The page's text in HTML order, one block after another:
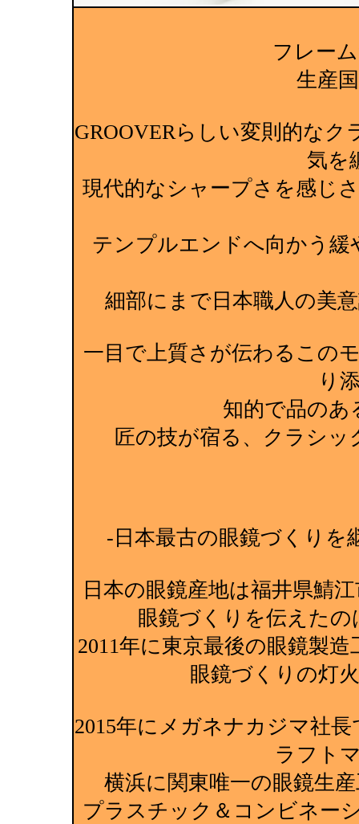
フレー
生産
GROOVERらしい変則的な
気を
現代的なシャープさを感じ
テンプルエンドへ向かう
細部にまで日本職人の美
一目で上質さが伝わるこの
り
知的で品のあ
匠の技が宿る、クラシ
-日本最古の眼鏡づくりを
日本の眼鏡産地は福井県鯖
眼鏡づくりを伝えた
2011年に東京最後の眼鏡製
眼鏡づくりの灯
2015年にメガネナカジマ社
ラフト
横浜に関東唯一の眼鏡生
プラスチック＆コンビネー